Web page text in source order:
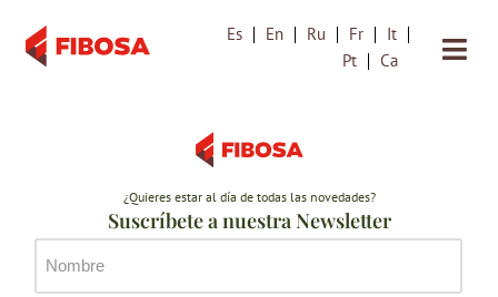
Es En Ru Fr
It
Pt
Ca
¿Quieres estar al día de todas las novedades?
Suscríbete a nuestra Newsletter